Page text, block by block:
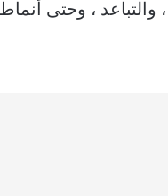
والتباعد ، وحتى